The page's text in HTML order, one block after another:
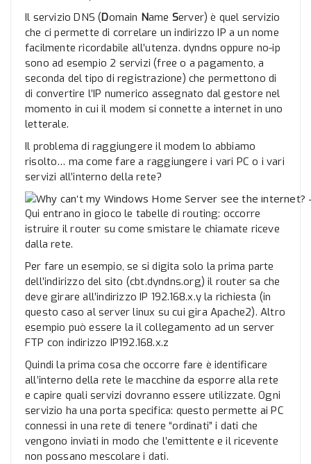
Il servizio DNS (Domain Name Server) è quel servizio
che ci permette di correlare un indirizzo IP a un nome
facilmente ricordabile all’utenza. dyndns oppure no-ip
sono ad esempio 2 servizi (free o a pagamento, a
seconda del tipo di registrazione) che permettono di
di convertire l’IP numerico assegnato dal gestore nel
momento in cui il modem si connette a internet in uno
letterale.
Il problema di raggiungere il modem lo abbiamo
risolto… ma come fare a raggiungere i vari PC o i vari
servizi all’interno della rete?
Qui entrano in gioco le tabelle di routing: occorre
istruire il router su come smistare le chiamate riceve
dalla rete.
Per fare un esempio, se si digita solo la prima parte
dell’indirizzo del sito (cbt.dyndns.org) il router sa che
deve girare all’indirizzo IP 192.168.x.y la richiesta (in
questo caso al server linux su cui gira Apache2). Altro
esempio può essere la il collegamento ad un server
FTP con indirizzo IP192.168.x.z
Quindi la prima cosa che occorre fare è identificare
all’interno della rete le macchine da esporre alla rete
e capire quali servizi dovranno essere utilizzate. Ogni
servizio ha una porta specifica: questo permette ai PC
connessi in una rete di tenere “ordinati” i dati che
vengono inviati in modo che l’emittente e il ricevente
non possano mescolare i dati.